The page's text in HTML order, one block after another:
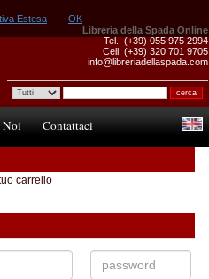
Libreria della Spada Online
Tel.: (+39) 055 975 2994
Cell. (+39) 320 701 9705
info@libreriadellaspada.com
Noi Contattaci
carrello
Estesa OK